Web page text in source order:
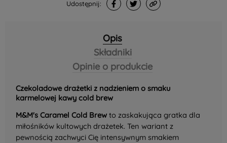
Udostępnij:
Opis
Składniki
Opinie o produkcie
Czekoladowe drażetki z nadzieniem o smaku
karmelowej kawy cold brew
M&M's Caramel Cold Brew to zaskakująca gratka dla
miłośników kultowych drażetek. Ten wariant z
pewnością zachwyci Cię intensywnym smakiem